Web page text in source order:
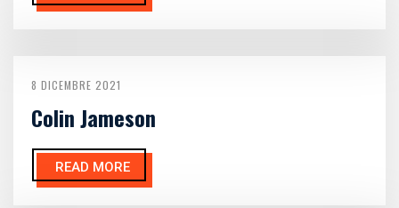
8 DICEMBRE 2021
Colin Jameson
READ MORE